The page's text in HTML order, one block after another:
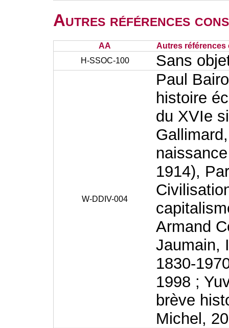
Autres références
AA
Autres références
H-SSOC-100
Sans
W-DDIV-004
Paul
histoire
du XVIe
1914),
Armand
Jaumain,
1830-
1998 ;
brève
Michel,